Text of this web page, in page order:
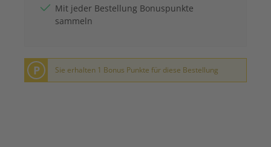
Mit jeder Bestellung Bonuspunkte
sammeln
P Sie erhalten 1 Bonus Punkte für diese Bestellung